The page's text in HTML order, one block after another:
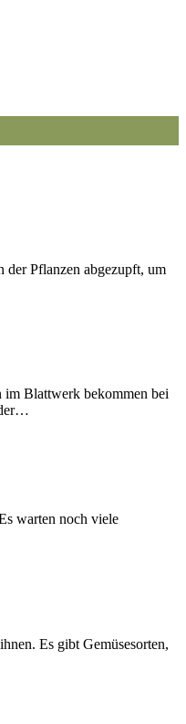
der Pflanzen abgezupft, um
im Blattwerk bekommen bei
warten noch viele
Es gibt Gemüsesorten,